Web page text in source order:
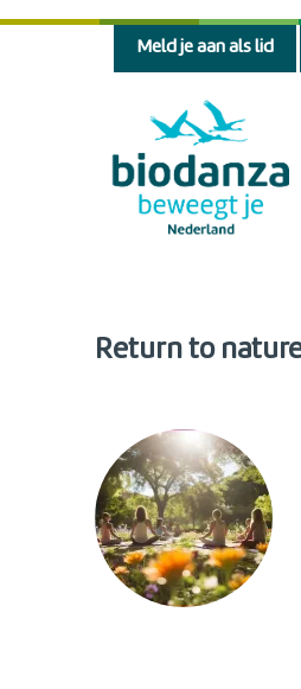
Meld je aan als lid
Return to